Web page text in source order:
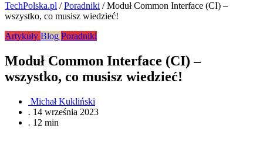
TechPolska.pl /Poradniki /Moduł Common Interface (CI) –
wszystko, co musisz wiedzieć!
Artykuły Blog Poradniki
Moduł Common Interface (CI) –
wszystko, co musisz wiedzieć!
Michał Kukliński
. 14 września 2023
. 12 min